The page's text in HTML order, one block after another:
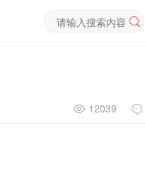
12039